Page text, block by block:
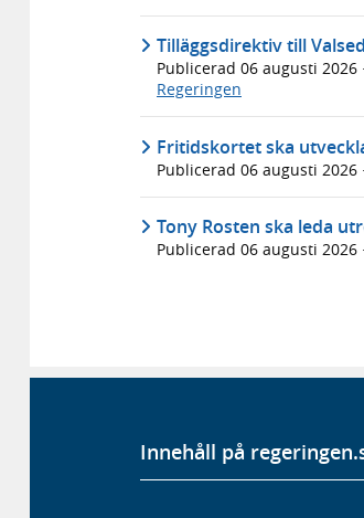
Tilläggsdirektiv till
Publicerad 06 augusti 2026 ·
Regeringen
Fritidskortet ska
Publicerad 06 augusti 2026 ·
Tony Rosten ska leda
Publicerad 06 augusti 2026 ·
Innehåll på